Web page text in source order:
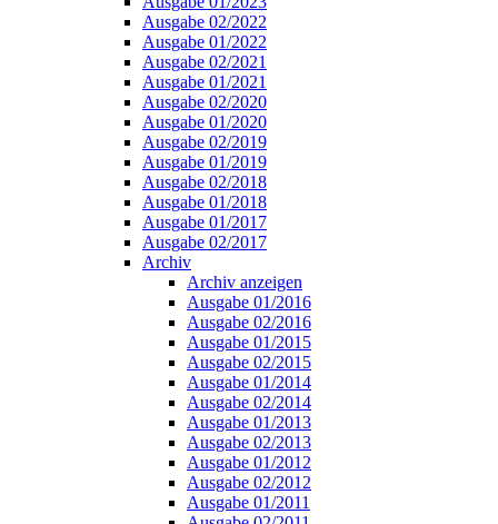
Ausgabe 02/2022
Ausgabe 01/2022
Ausgabe 02/2021
Ausgabe 01/2021
Ausgabe 02/2020
Ausgabe 01/2020
Ausgabe 02/2019
Ausgabe 01/2019
Ausgabe 02/2018
Ausgabe 01/2018
Ausgabe 01/2017
Ausgabe 02/2017
Archiv
Archiv anzeigen
Ausgabe 01/2016
Ausgabe 02/2016
Ausgabe 01/2015
Ausgabe 02/2015
Ausgabe 01/2014
Ausgabe 02/2014
Ausgabe 01/2013
Ausgabe 02/2013
Ausgabe 01/2012
Ausgabe 02/2012
Ausgabe 01/2011